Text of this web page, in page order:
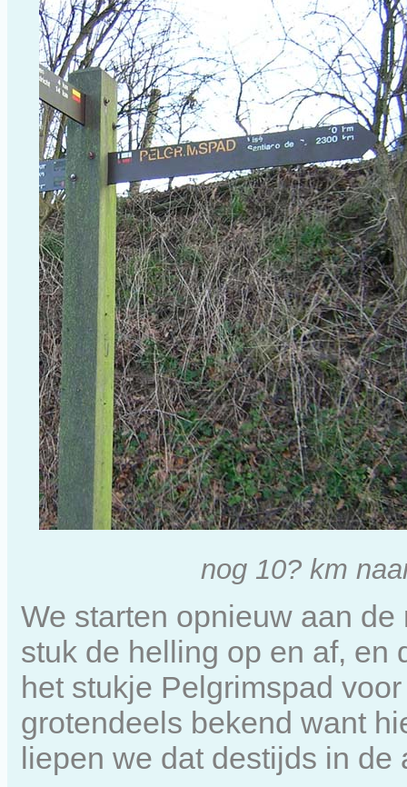
nog 10? km
We starten opnieuw aan
stuk de helling op en af, en
het stukje Pelgrimspad
grotendeels bekend want
liepen we dat destijds in de